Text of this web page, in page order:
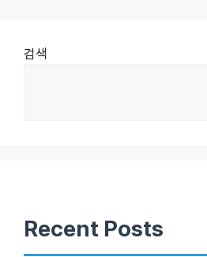
검색
Recent Posts